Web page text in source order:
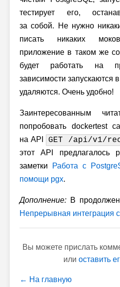
тестирует его,
за собой. Не нужно
писать никаких
приложение в таком же
будет работать на
зависимости запускаются
удаляются. Очень удобно!
Заинтересованным
попробовать dockertest
на API
GET /api/v1/
этот API предлагалось
заметки
Работа с
помощи pgx.
Дополнение: В
Непрерывная интеграция
Вы можете прислать
или оставить
← На главную